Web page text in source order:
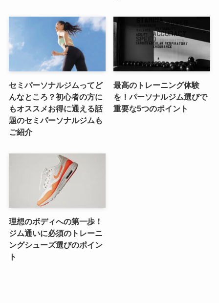
セミパーソナルジムってど
んなところ？初心者の方に
もオススメお得に通える話
題のセミパーソナルジムも
ご紹介
最高のトレーニング体験
を！パーソナルジム選びで
重要な5つのポイント
理想のボディへの第一歩！
ジム通いに必須のトレーニ
ングシューズ選びのポイン
ト